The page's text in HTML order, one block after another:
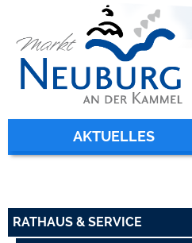
zur Navigation oder
AKTUELLES
RATHAUS & SERVICE